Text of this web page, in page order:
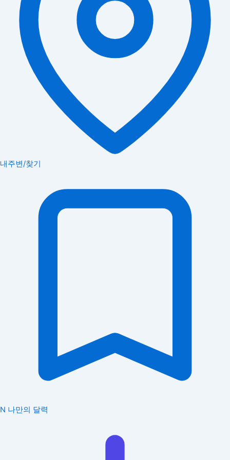
내주변/찾기
N 나만의 달력